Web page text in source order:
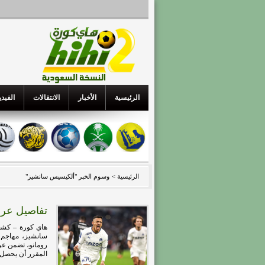
الرئيسية الأخبار الانتقالات
الرئيسية > وسوم الخبر "ألكيسيس سانشيز"
تفاصيل
هاي كورة –
سانشيز،
المقرر أن